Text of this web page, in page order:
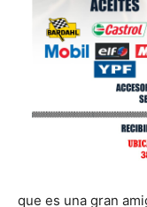
que es una gran